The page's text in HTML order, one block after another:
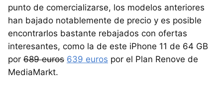
punto de comercializarse, los modelos anteriores
han bajado notablemente de precio y es posible
encontrarlos bastante rebajados con ofertas
interesantes, como la de este iPhone 11 de 64 GB
por 689 euros 639 euros por el Plan Renove de
MediaMarkt.